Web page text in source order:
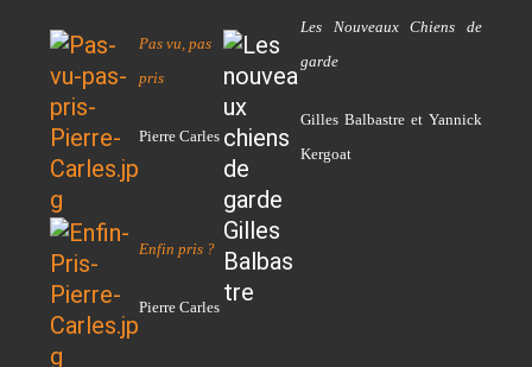
Pas vu, pas
pris
Pierre Carles
Les Nouveaux Chiens de
garde
Gilles Balbastre et Yannick
Kergoat
Enfin pris ?
Pierre Carles